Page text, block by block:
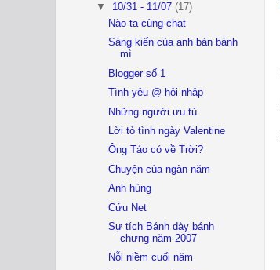
▼ 10/31 - 11/07(17)
Nào ta cùng chat
Sáng kiến của anh bán bánh
mì
Blogger số 1
Tình yêu @ hội nhập
Những người ưu tú
Lời tỏ tình ngày Valentine
Ông Táo có về Trời?
Chuyện của ngàn năm
Anh hùng
Cứu Net
Sự tích Bánh dày bánh
chưng năm 2007
Nỗi niềm cuối năm